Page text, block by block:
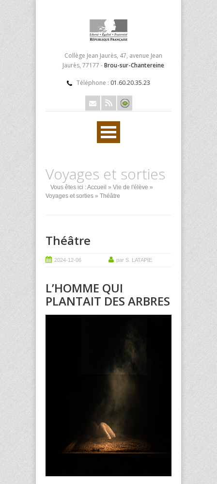
Collège Jean Jaurès, 47, avenue Jean
Jaurès, 77177 -Brou-sur-Chantereine
Téléphone : 01.60.20.35.23
Voyages et sorties
Vous êtes ici :Accueil » Vie de l'élève »
Voyages et sorties » Théâtre
Théâtre
2024-12-06 par S. LATAPIE
L’HOMME QUI
PLANTAIT DES ARBRES